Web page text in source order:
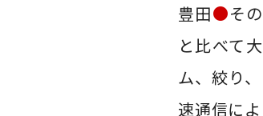
豊田●そ
と比べて
ム、絞り
速通信に